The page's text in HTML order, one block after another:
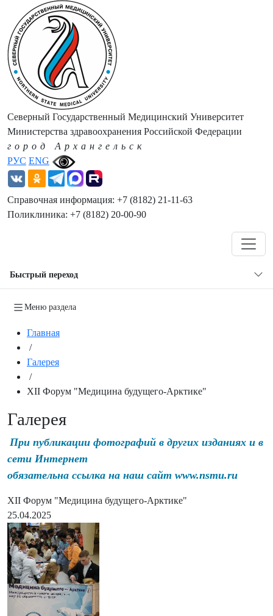
РУС ENG
Северный Государственный Медицинский Университет
Министерства здравоохранения Российской Федерации
город Архангельск
Справочная информация: +7 (8182) 21-11-63
Поликлиника: +7 (8182) 20-00-90
Быстрый переход
Меню раздела
Главная
/
Галерея
/
XII Форум "Медицина будущего-Арктике"
Галерея
При публикации фотографий в других изданиях и в
сети Интернет
обязательна ссылка на наш сайт www.nsmu.ru
XII Форум "Медицина будущего-Арктике"
25.04.2025